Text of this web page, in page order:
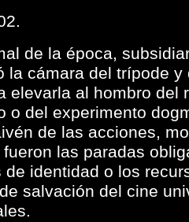
de la época,
la cámara del trípode
elevarla al hombro del
o del experimento
de las acciones,
las paradas
de identidad o los
salvación del cine